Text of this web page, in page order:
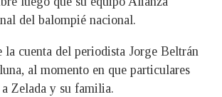
del balompié nacional.
la cuenta del periodista Jorge Beltrán
al momento en que particulares
Zelada y su familia.